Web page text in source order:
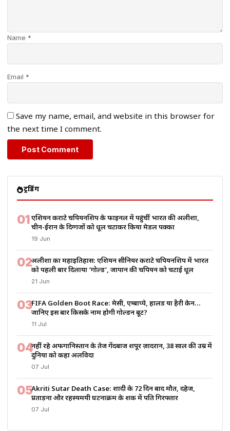
Name *
Email *
Save my name, email, and website in this browser for
the next time I comment.
ट्रेंडिंग
01एशियन कराटे चैंपियनशिप के फाइनल में पहुंचीं भारत की अलीशा,
चीन-ईरान के दिग्गजों को धूल चटाकर किया मेडल पक्का
19 Jun
02अलीशा का महाइतिहास: एशियन सीनियर कराटे चैंपियनशिप में भारत
को पहली बार दिलाया ‘गोल्ड’, जापान की चैंपियन को चटाई धूल
21 Jun
03FIFA Golden Boot Race: मेसी, एम्बाप्पे, हालैंड या हैरी केन…
जानिए इस बार किसके नाम होगी गोल्डन बूट?
11 Jul
04नहीं रहे अफगानिस्तान के तेज गेंदबाज शपूर ज़ादरान, 38 साल की उम्र में
दुनिया को कहा अलविदा
07 Jul
05Akriti Sutar Death Case: शादी के 72 दिन बाद मौत, दहेज,
प्रताड़ना और रहस्यमयी घटनाक्रम के शक में पति गिरफ्तार
07 Jul